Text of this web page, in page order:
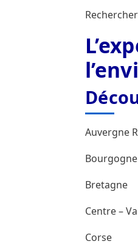
Rechercher
Auvergne
Bretagne
Centre –
Corse